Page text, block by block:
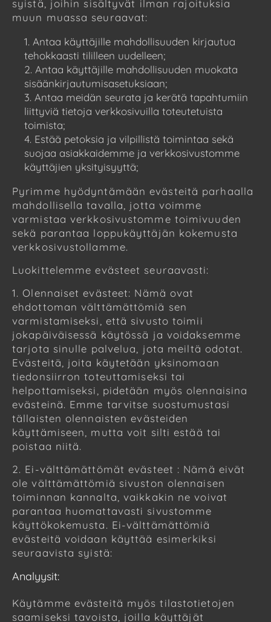
syistä, joihin sisältyvät ilman rajoituksia
muun muassa seuraavat:
Antaa käyttäjille mahdollisuuden kirjautua
tehokkaasti tililleen uudelleen;
Antaa käyttäjille mahdollisuuden muokata
sisäänkirjautumisasetuksiaan;
Antaa meidän seurata ja kerätä tapahtumiin
liittyviä tietoja verkkosivuilla toteutetuista
toimista;
Estää petoksia ja vilpillistä toimintaa sekä
suojaa asiakkaidemme ja verkkosivustomme
käyttäjien yksityisyyttä;
Pyrimme hyödyntämään evästeitä parhaalla
mahdollisella tavalla, jotta voimme
varmistaa verkkosivustomme toimivuuden
sekä parantaa loppukäyttäjän kokemusta
verkkosivustollamme.
Luokittelemme evästeet seuraavasti:
1. Olennaiset evästeet: Nämä ovat
ehdottoman välttämättömiä sen
varmistamiseksi, että sivusto toimii
jokapäiväisessä käytössä ja voidaksemme
tarjota sinulle palvelua, jota meiltä odotat.
Evästeitä, joita käytetään yksinomaan
tiedonsiirron toteuttamiseksi tai
helpottamiseksi, pidetään myös olennaisina
evästeinä. Emme tarvitse suostumustasi
tällaisten olennaisten evästeiden
käyttämiseen, mutta voit silti estää tai
poistaa niitä.
2. Ei-välttämättömät evästeet : Nämä eivät
ole välttämättömiä sivuston olennaisen
toiminnan kannalta, vaikkakin ne voivat
parantaa huomattavasti sivustomme
käyttökokemusta. Ei-välttämättömiä
evästeitä voidaan käyttää esimerkiksi
seuraavista syistä:
Analyysit:
Käytämme evästeitä myös tilastotietojen
saamiseksi tavoista, joilla käyttäjät